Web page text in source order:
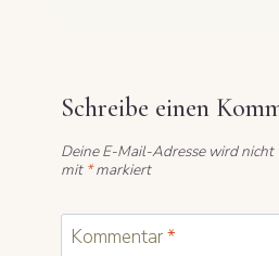
Schreibe einen
Deine E-Mail-Adresse wird
mit *markiert
Kommentar*